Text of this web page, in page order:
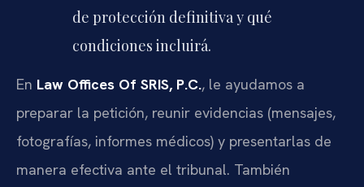
de protección definitiva y qué
condiciones incluirá.
En Law Offices Of SRIS, P.C., le ayudamos a
preparar la petición, reunir evidencias (mensajes,
fotografías, informes médicos) y presentarlas de
manera efectiva ante el tribunal. También